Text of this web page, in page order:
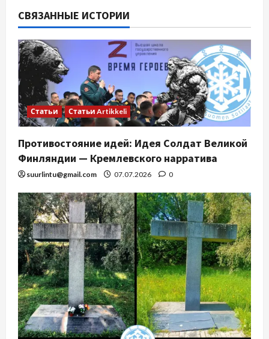
СВЯЗАННЫЕ ИСТОРИИ
Статьи Статьи Artikkeli
Противостояние идей: Идея Солдат Великой
Финляндии — Кремлевского нарратива
suurlintu@gmail.com 07.07.2026 0